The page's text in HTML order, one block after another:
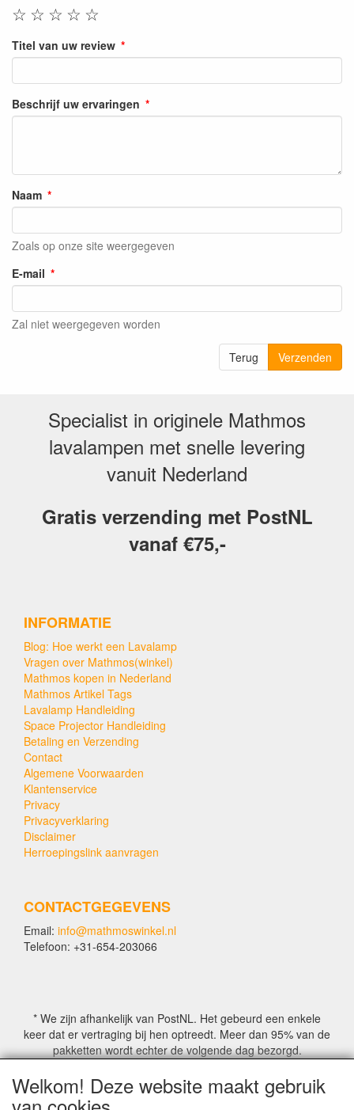
☆
☆
☆
☆
☆
Titel van uw review
Beschrijf uw ervaringen
Naam
Zoals op onze site weergegeven
E-mail
Zal niet weergegeven worden
Terug Verzenden
Specialist in originele Mathmos
lavalampen met snelle levering
vanuit Nederland
Gratis verzending met PostNL
vanaf €75,-
INFORMATIE
Blog: Hoe werkt een Lavalamp
Vragen over Mathmos(winkel)
Mathmos kopen in Nederland
Mathmos Artikel Tags
Lavalamp Handleiding
Space Projector Handleiding
Betaling en Verzending
Contact
Algemene Voorwaarden
Klantenservice
Privacy
Privacyverklaring
Disclaimer
Herroepingslink aanvragen
CONTACTGEGEVENS
Email: info@mathmoswinkel.nl
Telefoon: +31-654-203066
* We zijn afhankelijk van PostNL. Het gebeurd een enkele
keer dat er vertraging bij hen optreedt. Meer dan 95% van de
pakketten wordt echter de volgende dag bezorgd.
© COPYRIGHT by Mathmoswinkel.nl
Welkom! Deze website maakt gebruik